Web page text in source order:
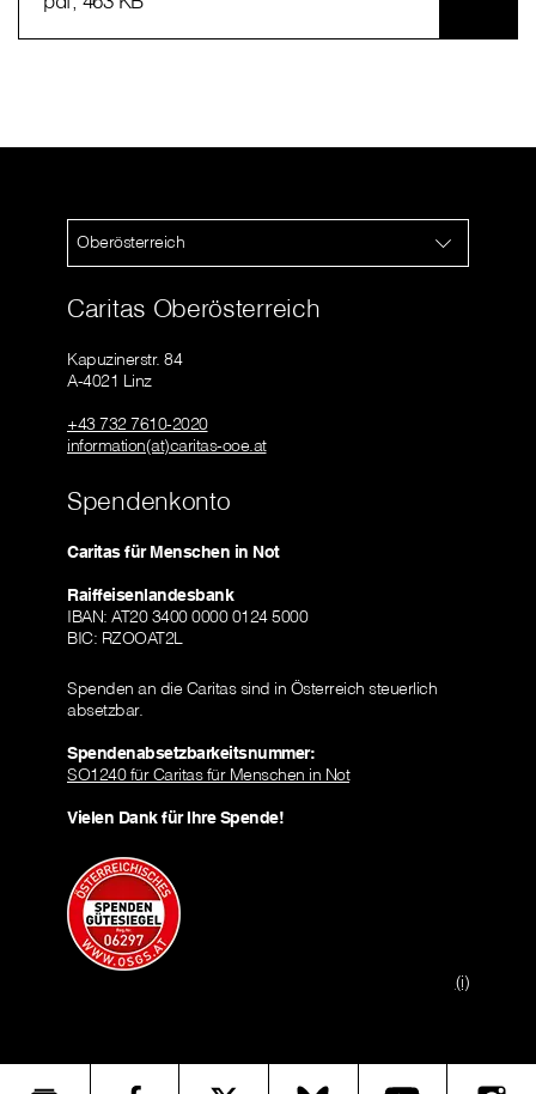
Oberösterreich
Caritas Oberösterreich
Kapuzinerstr. 84
A-4021 Linz
+43 732 7610-2020
information(at)caritas-ooe.at
Spendenkonto
Caritas für Menschen in Not
Raiffeisenlandesbank
IBAN: AT20 3400 0000 0124 5000
BIC: RZOOAT2L
Spenden an die Caritas sind in Österreich steuerlich
absetzbar.
Spendenabsetzbarkeitsnummer:
SO1240 für Caritas für Menschen in Not
Vielen Dank für Ihre Spende!
(i)